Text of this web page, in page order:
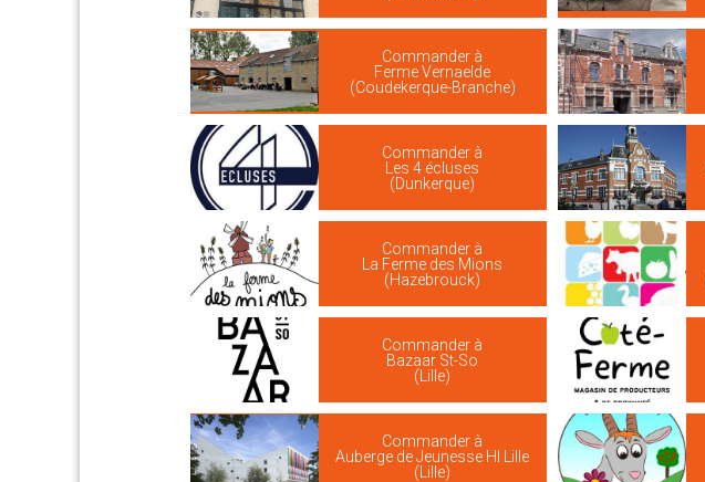
Commander à
Ferme Vernaelde
(Coudekerque-Branche)
Commander à
Les 4 écluses
(Dunkerque)
Commander à
La Ferme des Mions
(Hazebrouck)
Commander à
Bazaar St-So
(Lille)
Commander à
Auberge de Jeunesse HI Lille
(Lille)